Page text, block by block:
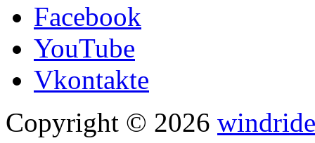
Facebook
YouTube
Vkontakte
Copyright © 2026